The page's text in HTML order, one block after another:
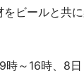
ビールと共
～16時、8日